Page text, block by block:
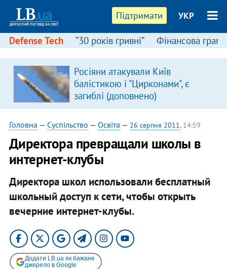
Підтримати УКР
Defense Tech “30 років гривні” Фінансова
Росіяни атакували Київ
балістикою і "Цирконами", є
загиблі (доповнено)
Головна — Суспільство — Освіта — 26 серпня 2011, 14:59
Директора превращали школы в
интернет-клубы
Директора школ использовали бесплатный
школьный доступ к сети, чтобы открыть
вечерние интернет-клубы.
Додати LB.ua як бажане
джерело в Google